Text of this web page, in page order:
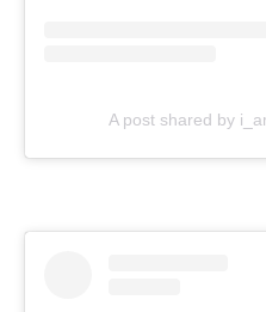
A post shared by